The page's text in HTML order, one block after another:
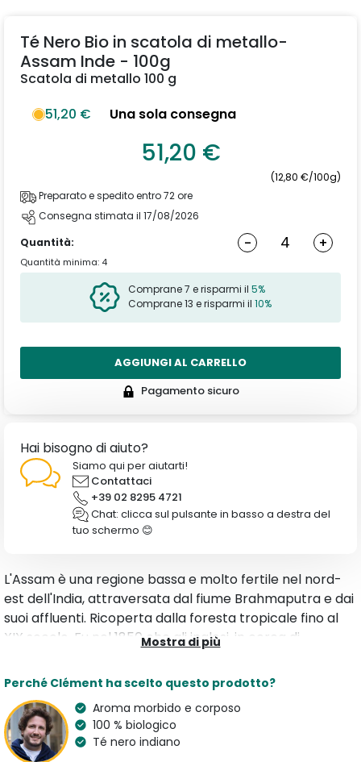
Té Nero Bio in scatola di metallo-
Assam Inde - 100g
Scatola di metallo 100 g
51,20 €
Una sola consegna
51,20 €
(12,80 €/100g)
Preparato e spedito entro 72 ore
Consegna stimata il 17/08/2026
Quantità:
- +
Quantità minima: 4
Comprane 7 e risparmi il 5%
Comprane 13 e risparmi il 10%
AGGIUNGI AL CARRELLO
Pagamento sicuro
Hai bisogno di aiuto?
Siamo qui per aiutarti!
Contattaci
+39 02 8295 4721
Chat: clicca sul pulsante in basso a destra del
tuo schermo 😊
L'Assam è una regione bassa e molto fertile nel nord-
est dell'India, attraversata dal fiume Brahmaputra e dai
suoi affluenti. Ricoperta dalla foresta tropicale fino al
XIX secolo. Fu nel 1850 che gli inglesi, in cerca di
di tè selvatiche mentre disboscavano la giungla
dell'Assam. Caratterizzato da un aroma morbido e
corposo ed un sapore di legno secco, tabacco biondo,
frutta stufata, è un té perfetto per la prima colazione o
come tè delle 4, da abbinare ad un brunch, alla frutta
Mostra di più
Perché Clément ha scelto questo prodotto?
Aroma morbido e corposo
100 % biologico
Té nero indiano